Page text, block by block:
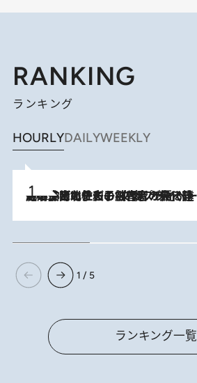
RANKING
ランキング
HOURLYDAILYWEEKLY
2026.8.3
《「文士の子ども被害者の会」発足！》阿川佐和子（72）が語る遠藤周作に北杜夫、劇作家・矢代静一の子どもたちの“文豪プライベート事件簿”
1 / 5
ランキング一覧